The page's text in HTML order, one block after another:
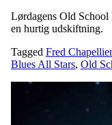
Lørdagens Old School
en hurtig udskiftning.
Tagged Fred Chapellier
Blues All Stars, Old